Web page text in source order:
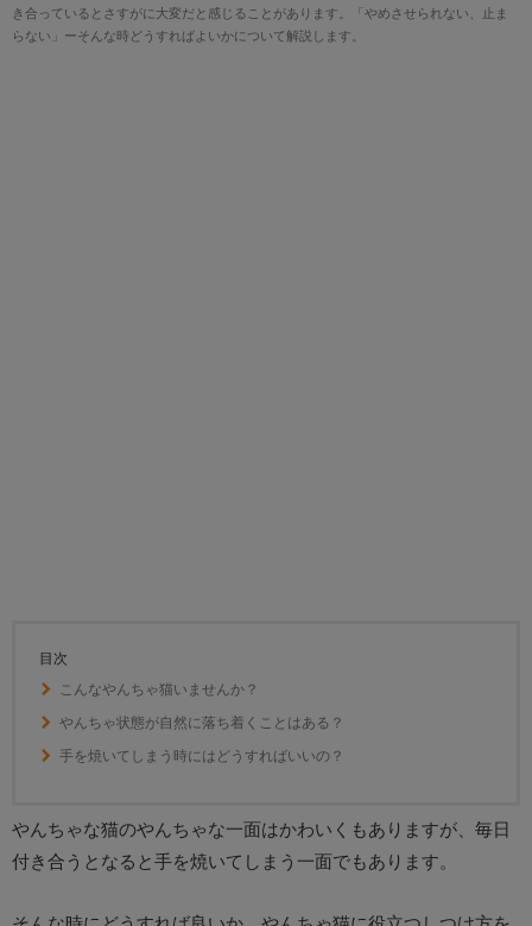
き合っているとさすがに大変だと感じることがあります。「やめさせられない、止ま
らない」ーそんな時どうすればよいかについて解説します。
目次
こんなやんちゃ猫いませんか？
やんちゃ状態が自然に落ち着くことはある？
手を焼いてしまう時にはどうすればいいの？
やんちゃな猫のやんちゃな一面はかわいくもありますが、毎日
付き合うとなると手を焼いてしまう一面でもあります。